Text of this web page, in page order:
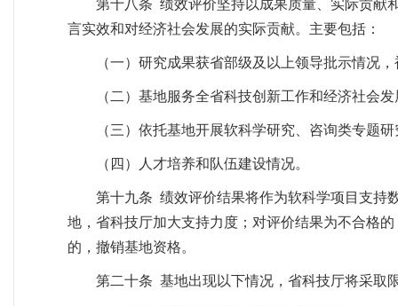
第十八条 绩效评价坚持以成果质量、实际贡献
言实效和对经济社会发展的实际贡献。主要包括：
（一）研究成果获省部级及以上领导批示情况
（二）基地服务全省科技创新工作和经济社会
（三）依托基地开展软科学研究、咨询类专题
（四）人才培养和队伍建设情况。
第十九条 绩效评价结果将作为软科学项目支持
地，省科技厅加大支持力度；对评价结果为不合格
的，撤销基地资格。
第二十条 基地出现以下情况，省科技厅将采取